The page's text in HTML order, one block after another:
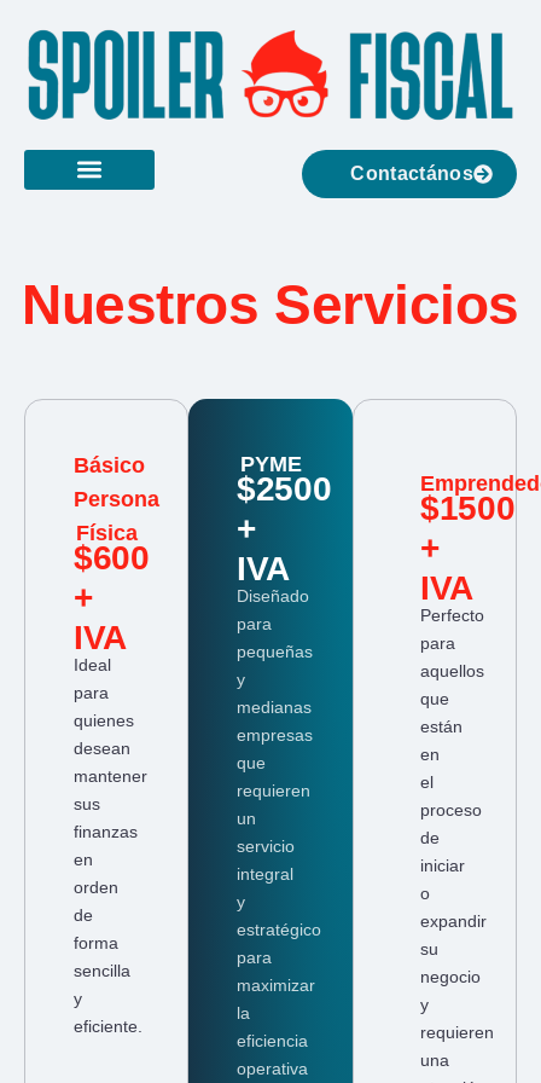
Contactános
Nuestros Servicios
Básico
Persona
Física
$600
+
IVA
Ideal
para
quienes
desean
mantener
sus
finanzas
en
orden
de
forma
sencilla
y
eficiente.
PYME
$2500
+
IVA
Diseñado
para
pequeñas
y
medianas
empresas
que
requieren
un
servicio
integral
y
estratégico
para
maximizar
la
eficiencia
operativa
$1500
+
IVA
Perfecto
para
aquellos
que
están
en
el
proceso
de
iniciar
o
expandir
su
negocio
y
requieren
una